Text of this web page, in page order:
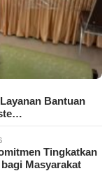
Bantuan
Tingkatkan
Masyarakat